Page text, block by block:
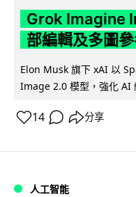
Grok Imagine
部編輯及多圖
Elon Musk 旗下 xAI 以
Image 2.0 模型，強化 AI
14 分享
人工智能